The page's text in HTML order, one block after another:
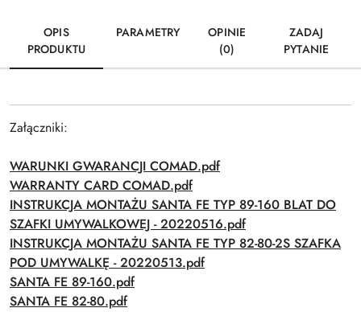
OPIS
PRODUKTU
PARAMETRY
OPINIE
(0)
ZADAJ
PYTANIE
Załączniki:
WARUNKI GWARANCJI COMAD.pdf
WARRANTY CARD COMAD.pdf
INSTRUKCJA MONTAŻU SANTA FE TYP 89-160 BLAT DO
SZAFKI UMYWALKOWEJ - 20220516.pdf
INSTRUKCJA MONTAŻU SANTA FE TYP 82-80-2S SZAFKA
POD UMYWALKĘ - 20220513.pdf
SANTA FE 89-160.pdf
SANTA FE 82-80.pdf